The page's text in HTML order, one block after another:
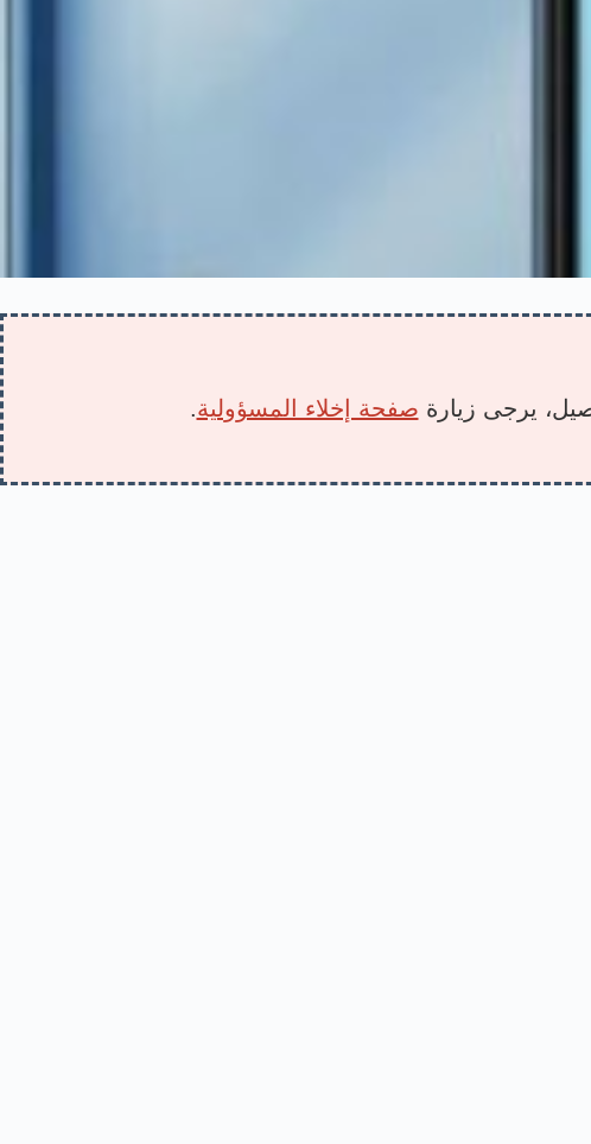
يرجى زيارة صفحة إخلاء المسؤولية.